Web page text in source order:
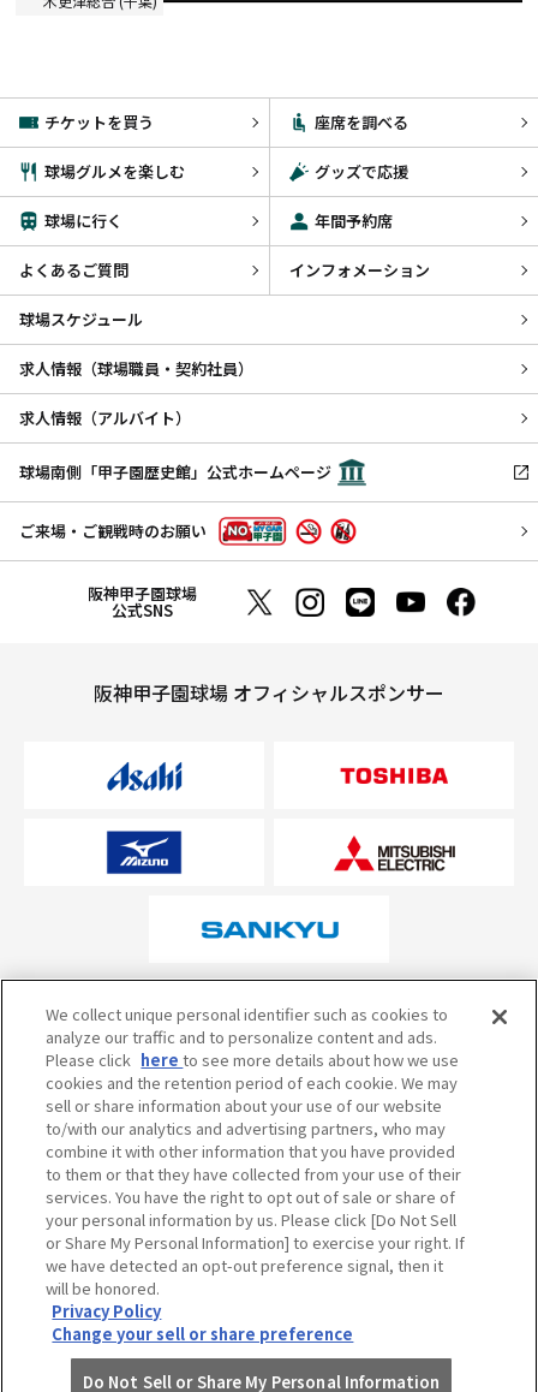
チケットを買う 座席を調べる
球場グルメを楽しむ グッズで応援
球場に行く 年間予約席
よくあるご質問 インフォメーション
球場スケジュール
求人情報（球場職員・契約社員）
求人情報（アルバイト）
球場南側「甲子園歴史館」公式ホームページ
ご来場・ご観戦時のお願い
阪神甲子園球場
公式SNS
阪神甲子園球場 オフィシャルスポンサー
オフィシャルスポンサーについて
当サイトのご利用にあたって
個人情報の取り扱い
試合の予定・状況・結果のお問い合わせ
阪神甲子園球場テレフォンサービス
050-5527-2512
We collect unique personal identifier such as cookies to
analyze our traffic and to personalize content and ads.
Please click hereto see more details about how we use
cookies and the retention period of each cookie. We may
sell or share information about your use of our website
to/with our analytics and advertising partners, who may
combine it with other information that you have provided
to them or that they have collected from your use of their
services. You have the right to opt out of sale or share of
your personal information by us. Please click [Do Not Sell
or Share My Personal Information] to exercise your right. If
we have detected an opt-out preference signal, then it
will be honored.
Privacy Policy
Change your sell or share preference
Do Not Sell or Share My Personal Information